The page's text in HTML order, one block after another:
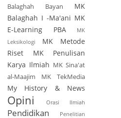
Balaghah Bayan
MK
Balaghah I -Ma'ani MK
E-Learning PBA
MK
Leksikologi
MK Metode
Riset
MK Penulisan
Karya Ilmiah MK Sina'at
al-Maajim
MK TekMedia
My History & News
Opini Orasi Ilmiah
Pendidikan Penelitian